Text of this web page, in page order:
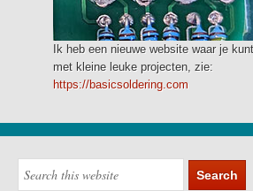
Ik heb een nieuwe website waar je
met kleine leuke projecten, zie:
https://basicsoldering.com